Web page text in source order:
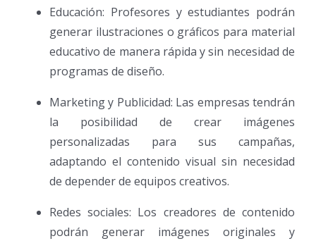
Educación: Profesores y estudiantes podrán
generar ilustraciones o gráficos para material
educativo de manera rápida y sin necesidad de
programas de diseño.
Marketing y Publicidad: Las empresas tendrán
la posibilidad de crear imágenes
personalizadas para sus campañas,
adaptando el contenido visual sin necesidad
de depender de equipos creativos.
Redes sociales: Los creadores de contenido
podrán generar imágenes originales y